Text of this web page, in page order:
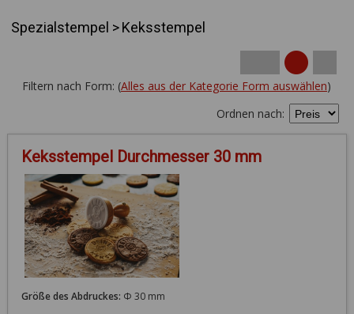
Spezialstempel >Keksstempel
Filtern nach Form: (Alles aus der Kategorie Form auswählen)
Ordnen nach:
Keksstempel Durchmesser 30 mm
Größe des Abdruckes: Φ 30 mm